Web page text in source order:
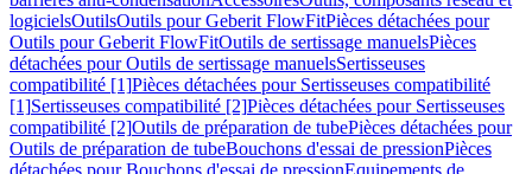
logicielsOutilsOutils pour Geberit FlowFitPièces détachées pour
Outils pour Geberit FlowFitOutils de sertissage manuelsPièces
détachées pour Outils de sertissage manuelsSertisseuses
compatibilité [1]Pièces détachées pour Sertisseuses compatibilité
[1]Sertisseuses compatibilité [2]Pièces détachées pour Sertisseuses
compatibilité [2]Outils de préparation de tubePièces détachées pour
Outils de préparation de tubeBouchons d'essai de pressionPièces
détachées pour Bouchons d'essai de pressionEquipements de